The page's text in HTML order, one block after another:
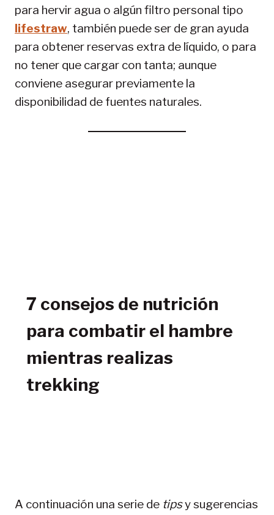
para hervir agua o algún filtro personal tipo
lifestraw, también puede ser de gran ayuda
para obtener reservas extra de líquido, o para
no tener que cargar con tanta; aunque
conviene asegurar previamente la
disponibilidad de fuentes naturales.
7 consejos de nutrición
para combatir el hambre
mientras realizas
trekking
A continuación una serie de tipsy sugerencias